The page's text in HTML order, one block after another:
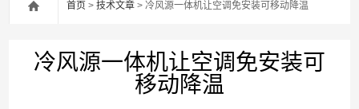
首页 >技术文章 > 冷风源一体机让空调免安装可移动降温
冷风源一体机让空调免安装可
移动降温